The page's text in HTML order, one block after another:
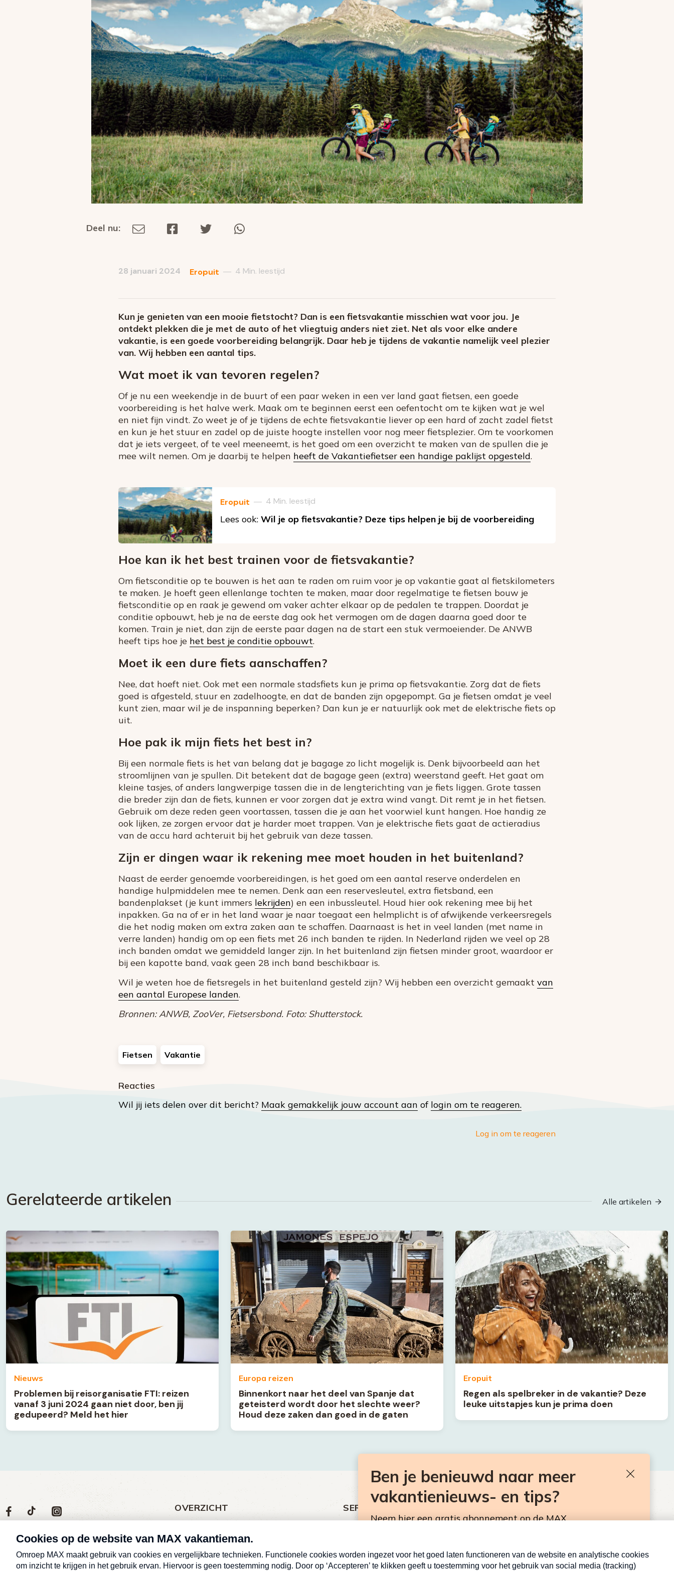
Deel
Deel nu:
mail
28 januari 2024 Eropuit — 4 Min. leestijd
Kun je genieten van een mooie fietstocht? Dan is een fietsvakantie misschien wat voor jou. Je
ontdekt plekken die je met de auto of het vliegtuig anders niet ziet. Net als voor elke andere
vakantie, is een goede voorbereiding belangrijk. Daar heb je tijdens de vakantie namelijk veel plezier
van. Wij hebben een aantal tips.
Wat moet ik van tevoren regelen?
Of je nu een weekendje in de buurt of een paar weken in een ver land gaat fietsen, een goede
voorbereiding is het halve werk. Maak om te beginnen eerst een oefentocht om te kijken wat je wel
en niet fijn vindt. Zo weet je of je tijdens de echte fietsvakantie liever op een hard of zacht zadel fietst
en kun je het stuur en zadel op de juiste hoogte instellen voor nog meer fietsplezier. Om te voorkomen
dat je iets vergeet, of te veel meeneemt, is het goed om een overzicht te maken van de spullen die je
mee wilt nemen. Om je daarbij te helpen heeft de Vakantiefietser een handige paklijst opgesteld.
Eropuit — 4 Min. leestijd
Lees ook: Wil je op fietsvakantie? Deze tips helpen je bij de voorbereiding
Hoe kan ik het best trainen voor de fietsvakantie?
Om fietsconditie op te bouwen is het aan te raden om ruim voor je op vakantie gaat al fietskilometers
te maken. Je hoeft geen ellenlange tochten te maken, maar door regelmatige te fietsen bouw je
fietsconditie op en raak je gewend om vaker achter elkaar op de pedalen te trappen. Doordat je
conditie opbouwt, heb je na de eerste dag ook het vermogen om de dagen daarna goed door te
komen. Train je niet, dan zijn de eerste paar dagen na de start een stuk vermoeiender. De ANWB
heeft tips hoe je het best je conditie opbouwt.
Moet ik een dure fiets aanschaffen?
Nee, dat hoeft niet. Ook met een normale stadsfiets kun je prima op fietsvakantie. Zorg dat de fiets
goed is afgesteld, stuur en zadelhoogte, en dat de banden zijn opgepompt. Ga je fietsen omdat je veel
kunt zien, maar wil je de inspanning beperken? Dan kun je er natuurlijk ook met de elektrische fiets op
uit.
Hoe pak ik mijn fiets het best in?
Bij een normale fiets is het van belang dat je bagage zo licht mogelijk is. Denk bijvoorbeeld aan het
stroomlijnen van je spullen. Dit betekent dat de bagage geen (extra) weerstand geeft. Het gaat om
kleine tasjes, of anders langwerpige tassen die in de lengterichting van je fiets liggen. Grote tassen
die breder zijn dan de fiets, kunnen er voor zorgen dat je extra wind vangt. Dit remt je in het fietsen.
Gebruik om deze reden geen voortassen, tassen die je aan het voorwiel kunt hangen. Hoe handig ze
ook lijken, ze zorgen ervoor dat je harder moet trappen. Van je elektrische fiets gaat de actieradius
van de accu hard achteruit bij het gebruik van deze tassen.
Zijn er dingen waar ik rekening mee moet houden in het buitenland?
Naast de eerder genoemde voorbereidingen, is het goed om een aantal reserve onderdelen en
handige hulpmiddelen mee te nemen. Denk aan een reservesleutel, extra fietsband, een
bandenplakset (je kunt immers lekrijden) en een inbussleutel. Houd hier ook rekening mee bij het
inpakken. Ga na of er in het land waar je naar toegaat een helmplicht is of afwijkende verkeersregels
die het nodig maken om extra zaken aan te schaffen. Daarnaast is het in veel landen (met name in
verre landen) handig om op een fiets met 26 inch banden te rijden. In Nederland rijden we veel op 28
inch banden omdat we gemiddeld langer zijn. In het buitenland zijn fietsen minder groot, waardoor er
bij een kapotte band, vaak geen 28 inch band beschikbaar is.
Wil je weten hoe de fietsregels in het buitenland gesteld zijn? Wij hebben een overzicht gemaakt van
een aantal Europese landen.
Bronnen: ANWB, ZooVer, Fietsersbond. Foto: Shutterstock.
Fietsen Vakantie
Reacties
Wil jij iets delen over dit bericht? Maak gemakkelijk jouw account aan of login om te reageren.
Log in om te reageren
Gerelateerde artikelen Alle artikelen
Nieuws
Problemen bij reisorganisatie FTI: reizen
vanaf 3 juni 2024 gaan niet door, ben jij
gedupeerd? Meld het hier
Europa reizen
Binnenkort naar het deel van Spanje dat
geteisterd wordt door het slechte weer?
Houd deze zaken dan goed in de gaten
Eropuit
Regen als spelbreker in de vakantie? Deze
leuke uitstapjes kun je prima doen
Volg
ons
social
media
Social
media
Volg
op
Facebook
Volg
op
TikTok
Volg
op
Instagram
Max
OVERZICHT
Nieuws
Over MAX vakantieman
SERVICE
MAX Meldpunt
BEN JE BENIEUWD NAAR MEER
VAKANTIENIEUWS- EN TIPS?
de mailbox.
Ben je benieuwd naar meer
vakantienieuws- en tips?
Neem hier een gratis abonnement op de MAX
E-